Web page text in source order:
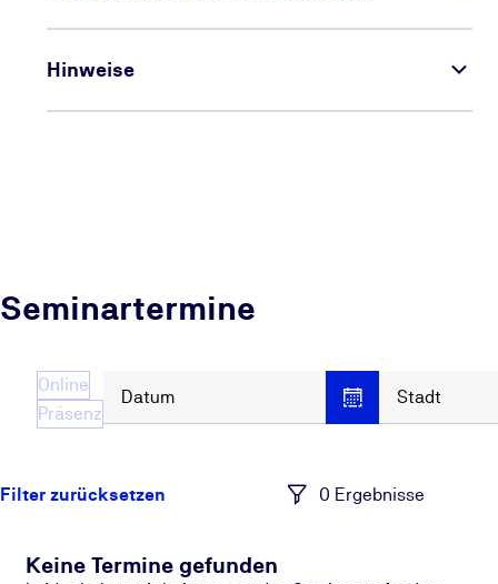
Hinweise
Seminartermine
Online
Präsenz
Datum Stadt
0 Ergebnisse
Keine Termine gefunden